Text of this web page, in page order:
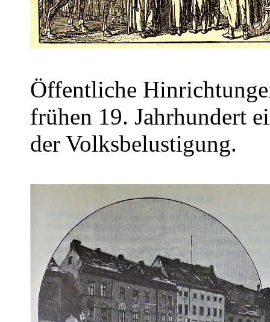
Öffentliche
frühen 19. Jahrhundert
der Volksbelustigung.